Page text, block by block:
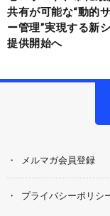
共有が可能な“動的
ー管理”実現する新
提供開始へ
メルマガ会員登録
プライバシーポリシ